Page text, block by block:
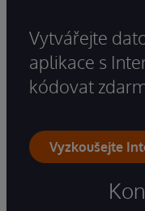
Vytvářejte
aplikace s
kódovat
Vyzkoušejte